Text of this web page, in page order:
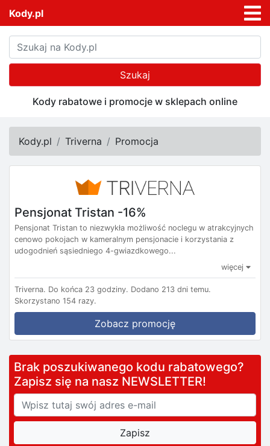
Kody.pl
Szukaj
Kody rabatowe i promocje w sklepach online
Kody.pl Triverna Promocja
Pensjonat Tristan -16%
Pensjonat Tristan to niezwykła możliwość noclegu w atrakcyjnych
cenowo pokojach w kameralnym pensjonacie i korzystania z
udogodnień sąsiedniego 4-gwiazdkowego...
więcej
Triverna. Do końca 23 godziny. Dodano 213 dni temu.
Skorzystano 154 razy.
Zobacz promocję
Brak poszukiwanego kodu rabatowego?
Zapisz się na nasz NEWSLETTER!